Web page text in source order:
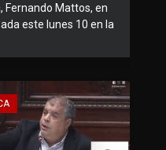
Fernando Mattos, en
este lunes 10 en la